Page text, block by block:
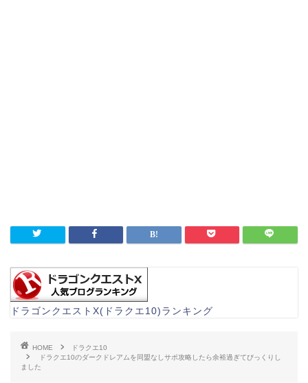
ドラゴンクエストX(ドラクエ10)ランキング
HOME
ドラクエ10
ドラクエ10のダークドレアムを同盟なしサポ攻略したら余裕過ぎてびっくりし
ました